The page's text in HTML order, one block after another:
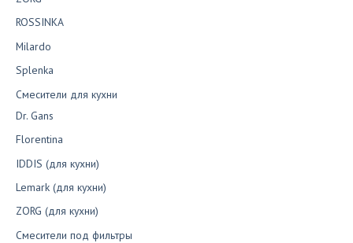
ROSSINKA
Milardo
Splenka
Смесители для кухни
Dr. Gans
Florentina
IDDIS (для кухни)
Lemark (для кухни)
ZORG (для кухни)
Смесители под фильтры